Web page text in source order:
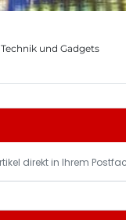
und Gadgets
direkt in Ihrem